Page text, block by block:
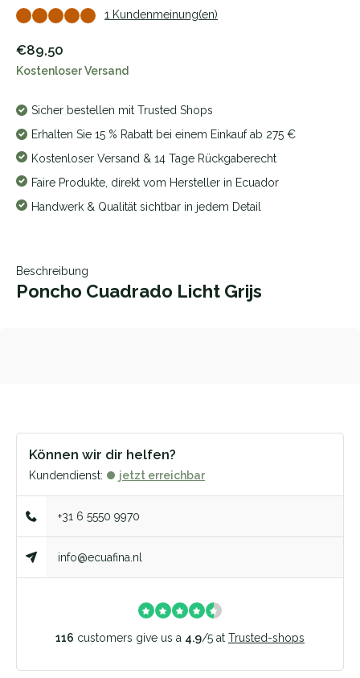
1 Kundenmeinung(en)
€89,50
Kostenloser Versand
Sicher bestellen mit Trusted Shops
Erhalten Sie 15 % Rabatt bei einem Einkauf ab 275 €
Kostenloser Versand & 14 Tage Rückgaberecht
Faire Produkte, direkt vom Hersteller in Ecuador
Handwerk & Qualität sichtbar in jedem Detail
Beschreibung
Poncho Cuadrado Licht Grijs
Können wir dir helfen?
Kundendienst: jetzt erreichbar
+31 6 5550 9970
info@ecuafina.nl
116 customers give us a 4.9/5 at Trusted-shops